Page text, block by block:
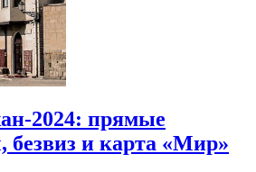
2024: прямые
безвиз и карта «Мир»